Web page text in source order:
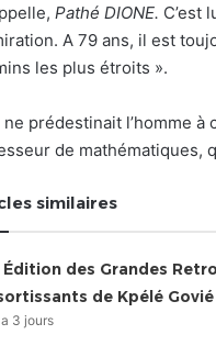
Pathé DIONE. C’est
A 79 ans, il est
les plus étroits ».
ne prédestinait l’homme
de mathématiques,
similaires
Édition des Grandes
de Kpélé
3 jours